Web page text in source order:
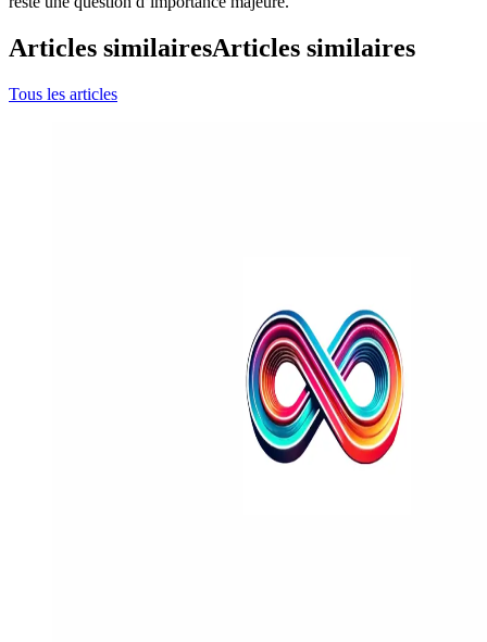
Articles similairesArticles similaires
Tous les articles